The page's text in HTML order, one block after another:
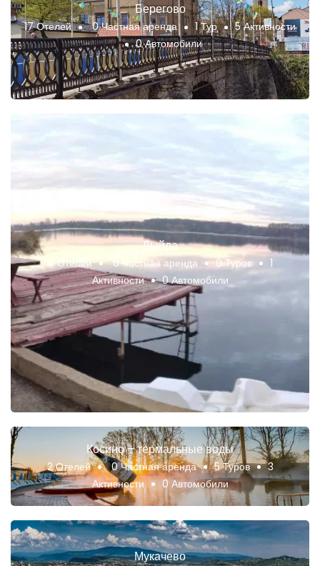
Берегово
17 Отелей 0 Частная аренда 1 Тур
5 Активности
0 Автомобили
Дыйда
0 Отелей 0 Частная аренда 0 Туров
1
Активности
0 Автомобили
Косино – термальные воды
2 Отелей 0 Частная аренда 5 Туров
3
Активности
0 Автомобили
Мукачево